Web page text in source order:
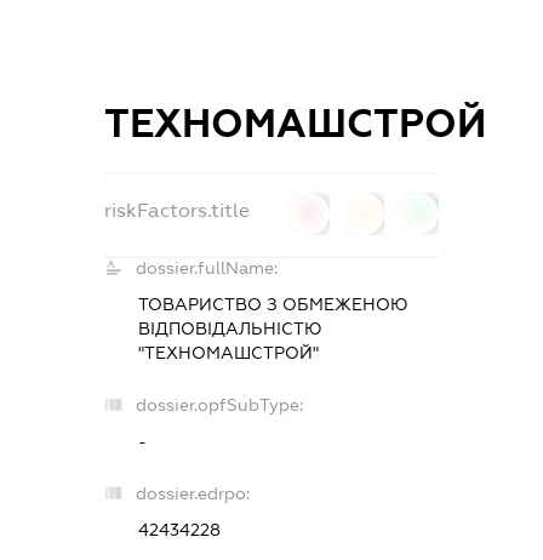
ТЕХНОМАШСТРОЙ
riskFactors.title
dossier.fullName:
ТОВАРИСТВО З ОБМЕЖЕНОЮ
ВІДПОВІДАЛЬНІСТЮ
"ТЕХНОМАШСТРОЙ"
dossier.opfSubType:
-
dossier.edrpo:
42434228